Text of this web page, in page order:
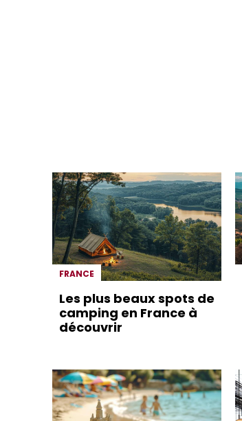
FRANCE
Les plus beaux spots de
camping en France à
découvrir